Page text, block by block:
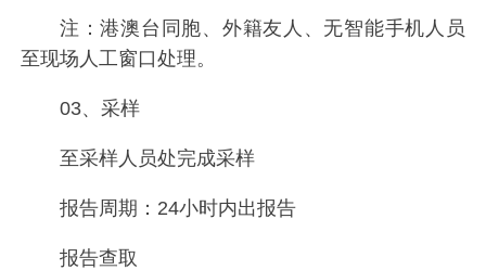
注：港澳台同胞、外籍友人、无智能手机人员
至现场人工窗口处理。
03、采样
至采样人员处完成采样
报告周期：24小时内出报告
报告查取